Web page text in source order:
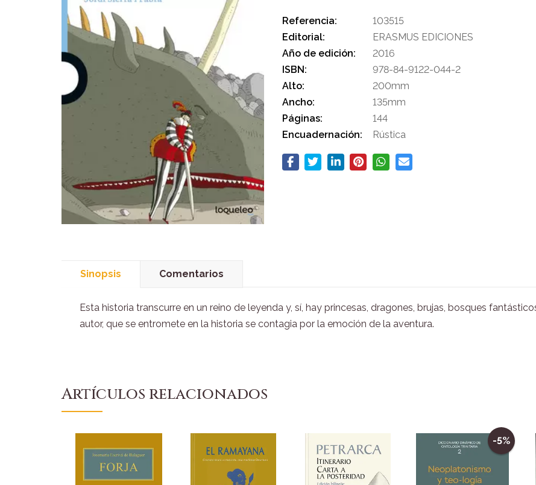
Referencia:
103515
Editorial:
ERASMUS EDICIONES
Año de edición:
2016
ISBN:
978-84-9122-044-2
Alto:
200mm
Ancho:
135mm
Páginas:
144
Encuadernación:
Rústica
Sinopsis Comentarios
Esta historia transcurre en un reino de leyenda y, sí, hay princesas, dragones, brujas, bosques
autor, que se entromete en la historia se contagia por la emoción de la aventura.
Artículos relacionados
-5%